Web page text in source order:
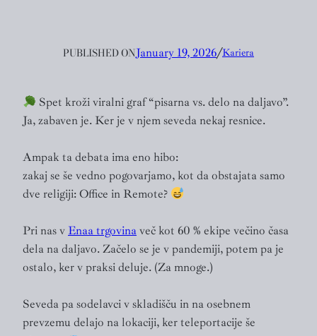
PUBLISHED ONJanuary 19, 2026╱Kariera
Spet kroži viralni graf “pisarna vs. delo na daljavo”.
Ja, zabaven je. Ker je v njem seveda nekaj resnice.
Ampak ta debata ima eno hibo:
zakaj se še vedno pogovarjamo, kot da obstajata samo
dve religiji: Office in Remote?
Pri nas v Enaa trgovinaveč kot 60 % ekipe večino časa
dela na daljavo. Začelo se je v pandemiji, potem pa je
ostalo, ker v praksi deluje. (Za mnoge.)
Seveda pa sodelavci v skladišču in na osebnem
prevzemu delajo na lokaciji, ker teleportacije še